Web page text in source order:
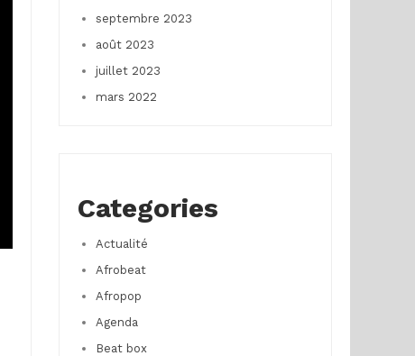
septembre 2023
août 2023
juillet 2023
mars 2022
Categories
Actualité
Afrobeat
Afropop
Agenda
Beat box